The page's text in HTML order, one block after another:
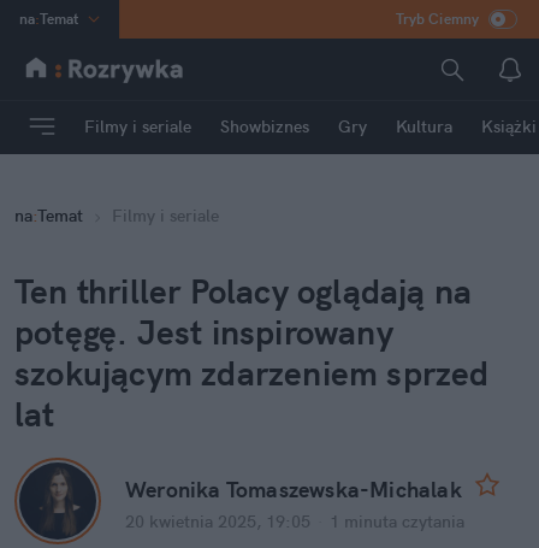
na:Temat
INN Poland
mama
Rozrywka
Tryb Ciemny
Filmy i seriale Showbiznes Gry Kultura Książki
na:Temat Filmy i seriale
Ten thriller Polacy oglądają na
potęgę. Jest inspirowany
szokującym zdarzeniem sprzed
lat
Weronika Tomaszewska-Michalak
20 kwietnia 2025, 19:05 1 minuta czytania